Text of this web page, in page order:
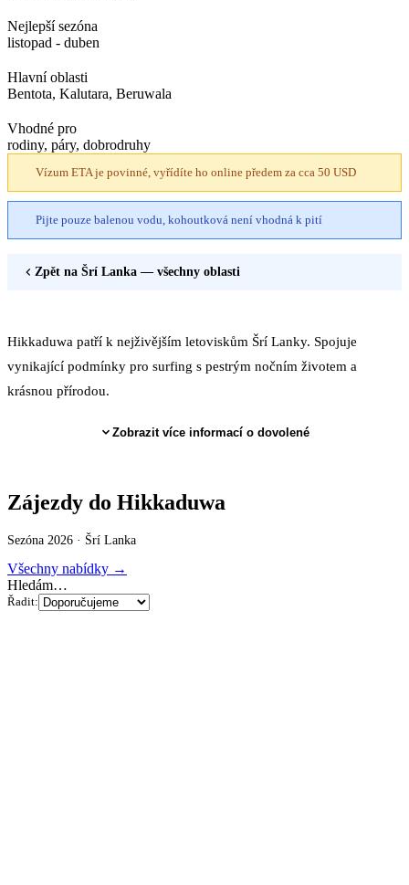
Nejlepší sezóna
listopad - duben
Hlavní oblasti
Bentota, Kalutara, Beruwala
Vhodné pro
rodiny, páry, dobrodruhy
Vízum ETA je povinné, vyřídíte ho online předem za cca 50 USD
Pijte pouze balenou vodu, kohoutková není vhodná k pití
Zpět na Šrí Lanka — všechny oblasti
Hikkaduwa patří k nejživějším letoviskům Šrí Lanky. Spojuje
vynikající podmínky pro surfing s pestrým nočním životem a
krásnou přírodou.
Zobrazit více informací o dovolené
Zájezdy do Hikkaduwa
Sezóna 2026 · Šrí Lanka
Všechny nabídky →
Hledám…
Řadit: